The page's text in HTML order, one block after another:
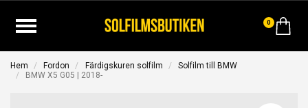
0
Hem Fordon Färdigskuren solfilm
Solfilm till BMW
BMW X5 G05 | 2018-